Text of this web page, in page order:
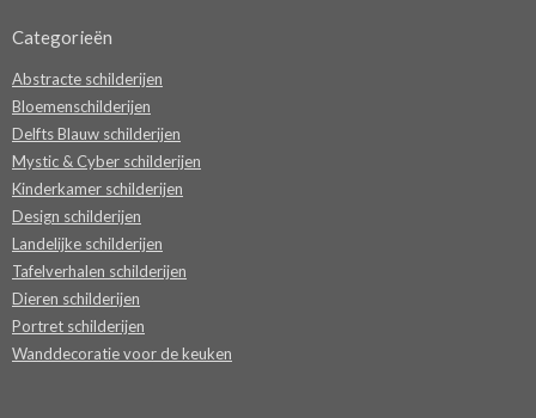
Categorieën
Abstracte schilderijen
Bloemenschilderijen
Delfts Blauw schilderijen
Mystic & Cyber schilderijen
Kinderkamer schilderijen
Design schilderijen
Landelijke schilderijen
Tafelverhalen schilderijen
Dieren schilderijen
Portret schilderijen
Wanddecoratie voor de keuken